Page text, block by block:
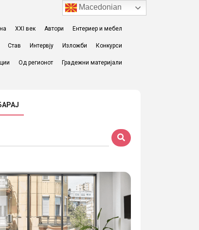
XXI век Автори Ентериер и мебел
Став Интервју Изложби Конкурси
Од регионот Градежни материјали
Macedonian